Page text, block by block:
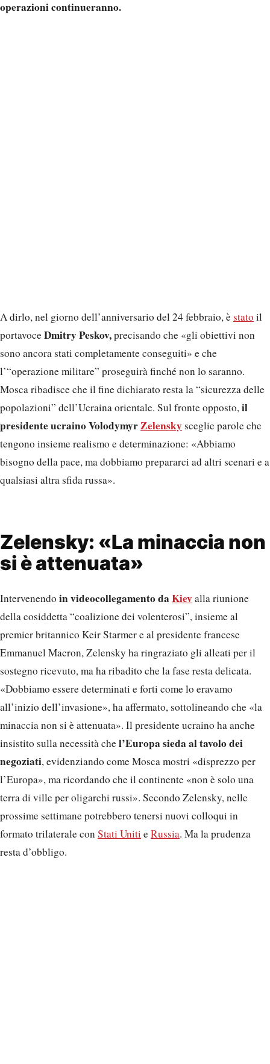
operazioni continueranno.
A dirlo, nel giorno dell’anniversario del 24 febbraio, èstato il
portavoceDmitry Peskov,precisando che «gli obiettivi non
sono ancora stati completamente conseguiti» e che
l’“operazione militare” proseguirà finché non lo saranno.
Mosca ribadisce che il fine dichiarato resta la “sicurezza delle
popolazioni” dell’Ucraina orientale. Sul fronte opposto, il
presidente ucraino VolodymyrZelenskysceglie parole che
tengono insieme realismo e determinazione: «Abbiamo
bisogno della pace, ma dobbiamo prepararci ad altri scenari e a
qualsiasi altra sfida russa».
Zelensky: «La minaccia non
si è attenuata»
Intervenendo in videocollegamento da Kievalla riunione
della cosiddetta “coalizione dei volenterosi”, insieme al
premier britannico Keir Starmer e al presidente francese
Emmanuel Macron, Zelensky ha ringraziato gli alleati per il
sostegno ricevuto, ma ha ribadito che la fase resta delicata.
«Dobbiamo essere determinati e forti come lo eravamo
all’inizio dell’invasione», ha affermato, sottolineando che «la
minaccia non si è attenuata». Il presidente ucraino ha anche
insistito sulla necessità chel’Europa sieda al tavolo dei
negoziati, evidenziando come Mosca mostri «disprezzo per
l’Europa», ma ricordando che il continente «non è solo una
terra di ville per oligarchi russi». Secondo Zelensky, nelle
prossime settimane potrebbero tenersi nuovi colloqui in
formato trilaterale conStati Uniti eRussia. Ma la prudenza
resta d’obbligo.